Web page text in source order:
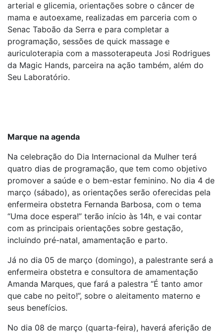
arterial e glicemia, orientações sobre o câncer de
mama e autoexame, realizadas em parceria com o
Senac Taboão da Serra e para completar a
programação, sessões de quick massage e
auriculoterapia com a massoterapeuta Josi Rodrigues
da Magic Hands, parceira na ação também, além do
Seu Laboratório.
Marque na agenda
Na celebração do Dia Internacional da Mulher terá
quatro dias de programação, que tem como objetivo
promover a saúde e o bem-estar feminino. No dia 4 de
março (sábado), as orientações serão oferecidas pela
enfermeira obstetra Fernanda Barbosa, com o tema
“Uma doce espera!” terão início às 14h, e vai contar
com as principais orientações sobre gestação,
incluindo pré-natal, amamentação e parto.
Já no dia 05 de março (domingo), a palestrante será a
enfermeira obstetra e consultora de amamentação
Amanda Marques, que fará a palestra “É tanto amor
que cabe no peito!”, sobre o aleitamento materno e
seus benefícios.
No dia 08 de março (quarta-feira), haverá aferição de